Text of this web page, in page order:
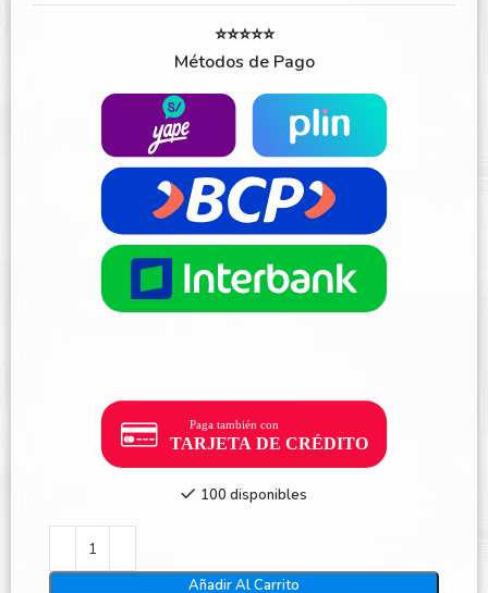
⭐⭐⭐⭐⭐
Métodos de Pago
100 disponibles
Añadir Al Carrito